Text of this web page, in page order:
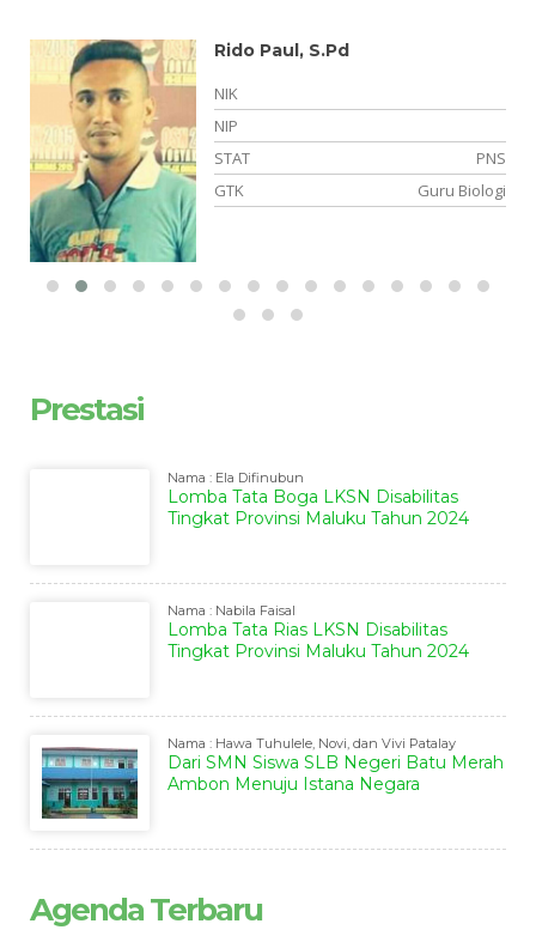
Rido Paul, S.Pd
NIK
NIP
STAT
PNS
GTK
Guru Biologi
Prestasi
Nama : Ela Difinubun
Lomba Tata Boga LKSN Disabilitas
Tingkat Provinsi Maluku Tahun 2024
Nama : Nabila Faisal
Lomba Tata Rias LKSN Disabilitas
Tingkat Provinsi Maluku Tahun 2024
Nama : Hawa Tuhulele, Novi, dan Vivi Patalay
Dari SMN Siswa SLB Negeri Batu Merah
Ambon Menuju Istana Negara
Agenda Terbaru